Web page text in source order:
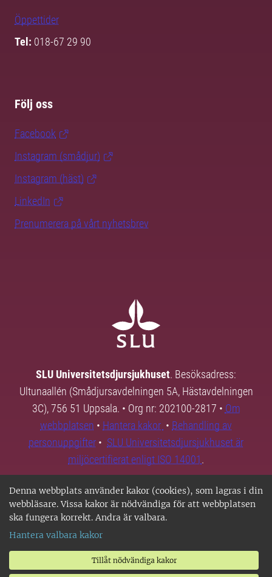
Denna webbplats använder kakor (cookies), som lagras i din
webbläsare. Vissa kakor är nödvändiga för att webbplatsen
ska fungera korrekt. Andra är valbara.
Hantera valbara kakor
Tillåt nödvändiga kakor
Öppettider
Tel: 018-67 29 90
Följ oss
Facebook
Instagram (smådjur)
Instagram (häst)
LinkedIn
Prenumerera på vårt nyhetsbrev
SLU Universitetsdjursjukhuset. Besöksadress:
Ultunaallén (Smådjursavdelningen 5A, Hästavdelningen
3C), 756 51 Uppsala. • Org nr: 202100-2817 • Om
webbplatsen • Hantera kakor • Behandling av
personuppgifter • SLU Universitetsdjursjukhuset är
miljöcertifierat enligt ISO 14001.